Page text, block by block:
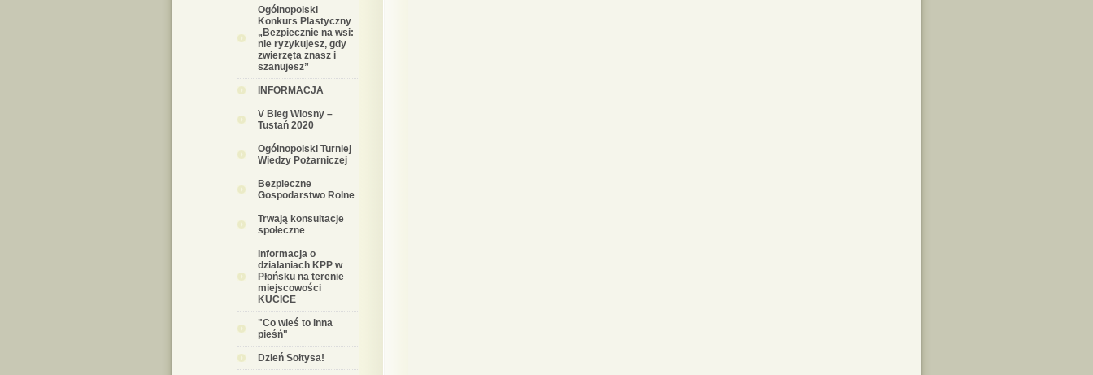
Ogólnopolski
Konkurs Plastyczny
„Bezpiecznie na wsi:
nie ryzykujesz, gdy
zwierzęta znasz i
szanujesz”
INFORMACJA
V Bieg Wiosny –
Tustań 2020
Ogólnopolski Turniej
Wiedzy Pożarniczej
Bezpieczne
Gospodarstwo Rolne
Trwają konsultacje
społeczne
Informacja o
działaniach KPP w
Płońsku na terenie
miejscowości
KUCICE
"Co wieś to inna
pieśń"
Dzień Sołtysa!